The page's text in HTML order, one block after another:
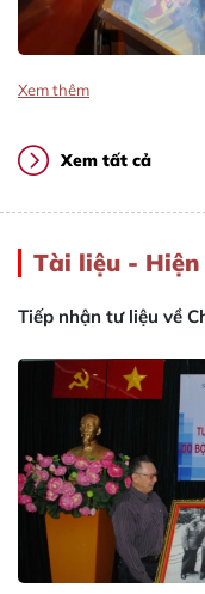
Xem thêm
Xem tất cả
Tài liệu -
Tiếp nhận tư liệu về